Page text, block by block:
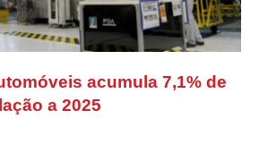
acumula 7,1% de
a 2025